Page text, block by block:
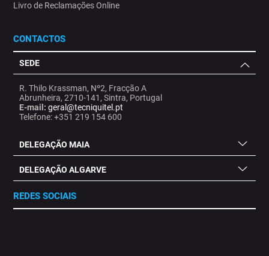
Livro de Reclamações Online
CONTACTOS
SEDE
R. Thilo Krassman, Nº2, Fracção A
Abrunheira, 2710-141, Sintra, Portugal
E-mail: geral@tecniquitel.pt
Telefone: +351 219 154 600
DELEGAÇÃO MAIA
DELEGAÇÃO ALGARVE
REDES SOCIAIS